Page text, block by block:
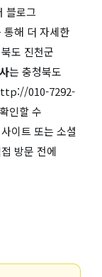
블로그
해 더 자세한
도 진천군
는 충청북도
010-7292-
인할 수
이트 또는 소셜
방문 전에